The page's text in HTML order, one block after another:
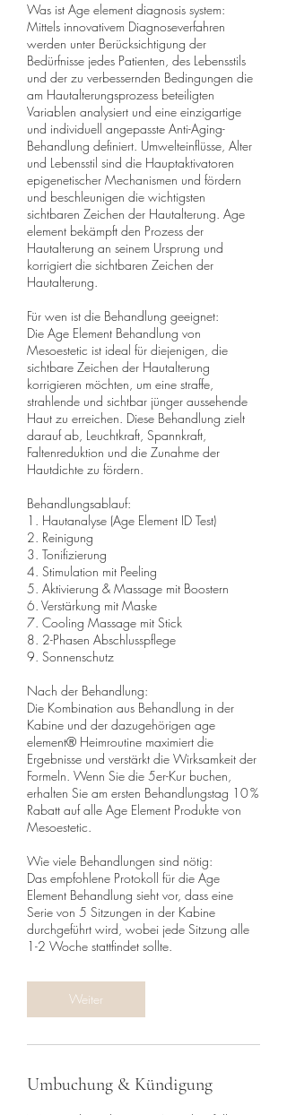
Was ist Age element diagnosis system:
Mittels innovativem Diagnoseverfahren
werden unter Berücksichtigung der
Bedürfnisse jedes Patienten, des Lebensstils
und der zu verbessernden Bedingungen die
am Hautalterungsprozess beteiligten
Variablen analysiert und eine einzigartige
und individuell angepasste Anti-Aging-
Behandlung definiert. Umwelteinflüsse, Alter
und Lebensstil sind die Hauptaktivatoren
epigenetischer Mechanismen und fördern
und beschleunigen die wichtigsten
sichtbaren Zeichen der Hautalterung. Age
element bekämpft den Prozess der
Hautalterung an seinem Ursprung und
korrigiert die sichtbaren Zeichen der
Hautalterung.
Für wen ist die Behandlung geeignet:
Die Age Element Behandlung von
Mesoestetic ist ideal für diejenigen, die
sichtbare Zeichen der Hautalterung
korrigieren möchten, um eine straffe,
strahlende und sichtbar jünger aussehende
Haut zu erreichen. Diese Behandlung zielt
darauf ab, Leuchtkraft, Spannkraft,
Faltenreduktion und die Zunahme der
Hautdichte zu fördern.
Behandlungsablauf:
1. Hautanalyse (Age Element ID Test)
2. Reinigung
3. Tonifizierung
4. Stimulation mit Peeling
5. Aktivierung & Massage mit Boostern
6. Verstärkung mit Maske
7. Cooling Massage mit Stick
8. 2-Phasen Abschlusspflege
9. Sonnenschutz
Nach der Behandlung:
Die Kombination aus Behandlung in der
Kabine und der dazugehörigen age
element® Heimroutine maximiert die
Ergebnisse und verstärkt die Wirksamkeit der
Formeln. Wenn Sie die 5er-Kur buchen,
erhalten Sie am ersten Behandlungstag 10 %
Rabatt auf alle Age Element Produkte von
Mesoestetic.
Wie viele Behandlungen sind nötig:
Das empfohlene Protokoll für die Age
Element Behandlung sieht vor, dass eine
Serie von 5 Sitzungen in der Kabine
durchgeführt wird, wobei jede Sitzung alle
1-2 Woche stattfindet sollte.
Weiter
Umbuchung & Kündigung